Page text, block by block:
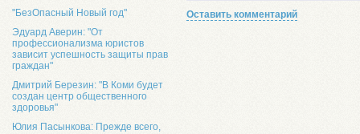
"БезОпасный Новый год"
Эдуард Аверин: "От
профессионализма юристов
зависит успешность защиты прав
граждан"
Дмитрий Березин: "В Коми будет
создан центр общественного
здоровья"
Юлия Пасынкова: Прежде всего,
Оставить комментарий